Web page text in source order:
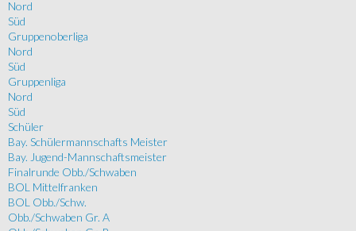
Nord
Süd
Gruppenoberliga
Nord
Süd
Gruppenliga
Nord
Süd
Schüler
Bay. Schülermannschafts Meister
Bay. Jugend-Mannschaftsmeister
Finalrunde Obb./Schwaben
BOL Mittelfranken
BOL Obb./Schw.
Obb./Schwaben Gr. A